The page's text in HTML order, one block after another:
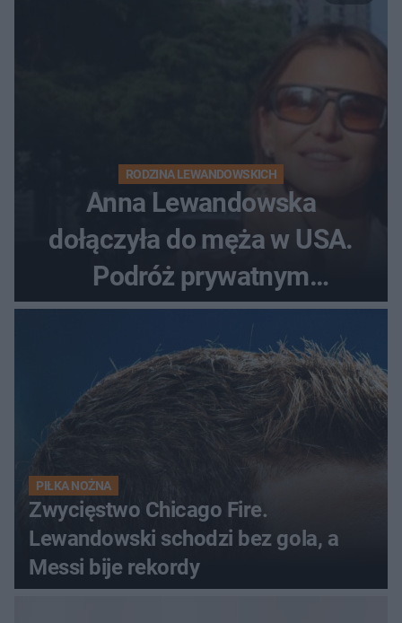
RODZINA LEWANDOWSKICH
Anna Lewandowska
dołączyła do męża w USA.
Podróż prywatnym
odrzutowcem to dopiero
początek!
PIŁKA NOŻNA
Zwycięstwo Chicago Fire.
Lewandowski schodzi bez gola, a
Messi bije rekordy